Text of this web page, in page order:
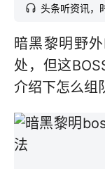
头条听资讯，
暗黑黎明野
处，但这
介绍下怎么组